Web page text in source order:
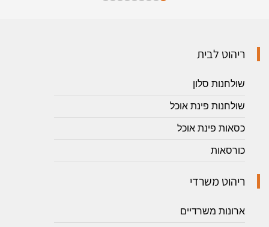
ריהוט לבית
שולחנות סלון
שולחנות פינת אוכל
כסאות פינת אוכל
כורסאות
ריהוט משרדי
ארונות משרדיים